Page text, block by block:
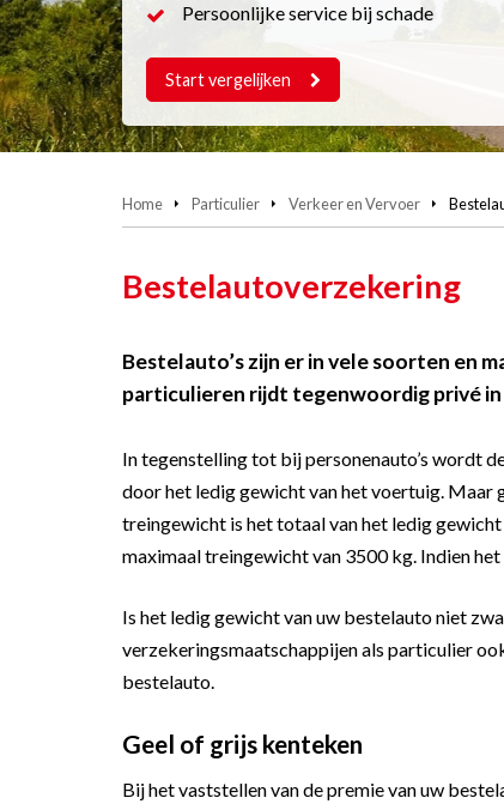
Persoonlijke service bij schade
Start vergelijken
Home Particulier Verkeer en Vervoer
Bestelautoverzekering
Bestelauto’s zijn er in vele soorten en
particulieren rijdt tegenwoordig privé
In tegenstelling tot bij personenauto’s wordt
door het ledig gewicht van het voertuig.
treingewicht is het totaal van het ledig
maximaal treingewicht van 3500 kg. Indien
Is het ledig gewicht van uw bestelauto niet
verzekeringsmaatschappijen als particulier
bestelauto.
Geel of grijs kenteken
Bij het vaststellen van de premie van uw